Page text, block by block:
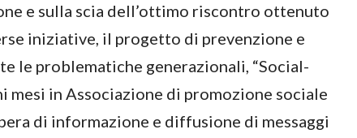
e sulla scia dell’ottimo riscontro ottenuto
iniziative, il progetto di prevenzione e
le problematiche generazionali, “Social-
mesi in Associazione di promozione sociale
di informazione e diffusione di messaggi